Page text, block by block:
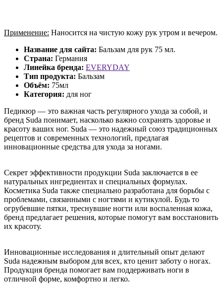
Применение: Наносится на чистую кожу рук утром и вечером.
Название для сайта: Бальзам для рук 75 мл.
Страна: Германия
Линейка бренда: EVERYDAY
Тип продукта: Бальзам
Объём: 75мл
Категория: для ног
Педикюр — это важная часть регулярного ухода за собой, и
бренд Suda понимает, насколько важно сохранять здоровье и
красоту ваших ног. Suda — это надежный союз традиционных
рецептов и современных технологий, предлагая
инновационные средства для ухода за ногами.
Секрет эффективности продукции Suda заключается в ее
натуральных ингредиентах и специальных формулах.
Косметика Suda также специально разработана для борьбы с
проблемами, связанными с ногтями и кутикулой. Будь то
огрубевшие пятки, треснувшие ногти или воспаленная кожа,
бренд предлагает решения, которые помогут вам восстановить
их красоту.
Инновационные исследования и длительный опыт делают
Suda надежным выбором для всех, кто ценит заботу о ногах.
Продукция бренда помогает вам поддерживать ноги в
отличной форме, комфортно и легко.